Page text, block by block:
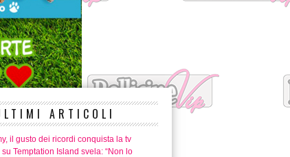
ARTICOLI
il gusto dei ricordi conquista la tv
su Temptation Island svela: “Non lo